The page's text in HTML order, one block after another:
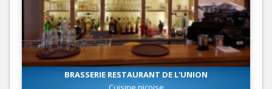
BRASSERIE RESTAURANT DE L'UNION